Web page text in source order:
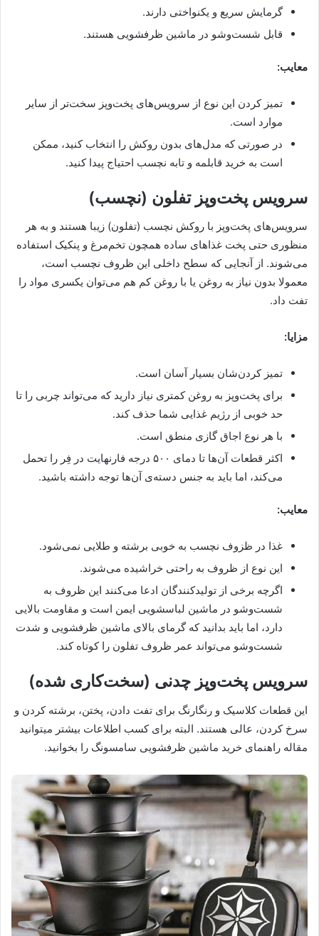
گرمایش سریع و یکنواختی دارند.
قابل شست‌وشو در ماشین ظرفشویی هستند.
معایب:
تمیز کردن این نوع از سرویس‌های پخت‌وپز سخت‌تر از سایر
موارد است.
در صورتی که مدل‌های بدون روکش را انتخاب کنید، ممکن
است به خرید قابلمه و تابه نچسب احتیاج پیدا کنید.
سرویس پخت‌وپز تفلون (نچسب)
سرویس‌های پخت‌وپز با روکش‌ نچسب (تفلون) زیبا هستند و به هر
منظوری حتی پخت غذاهای ساده همچون تخم‌مرغ و پنکیک استفاده
می‌شوند. از آنجایی که سطح داخلی این ظروف نچسب است،
معمولا بدون نیاز به روغن یا با روغن کم هم می‌توان یکسری مواد را
تفت داد.
مزایا:
تمیز کردن‌شان بسیار آسان است.
برای پخت‌وپز به روغن کمتری نیاز دارید که می‌تواند چربی را تا
حد خوبی از رژیم غذایی شما حذف کند.
با هر نوع اجاق گازی منطق است.
اکثر قطعات آن‌ها تا دمای ۵۰۰ درجه فارنهایت در فِر را تحمل
می‌کند، اما باید به جنس دسته‌ی آن‌ها توجه داشته باشید.
معایب:
غذا در ظزوف نچسب به خوبی برشته و طلایی نمی‌شود.
این نوع از ظروف به راحتی خراشیده می‌شوند.
اگرچه برخی از تولیدکنندگان ادعا می‌کنند این ظروف به
شست‌وشو در ماشین لباسشویی ایمن است و مقاومت بالایی
دارد، اما باید بدانید که گرمای بالای ماشین ظرفشویی و شدت
شست‌وشو می‌تواند عمر ظروف تفلون را کوتاه کند.
سرویس پخت‌وپز چدنی (سخت‌کاری شده)
این قطعات کلاسیک و رنگارنگ برای تفت دادن، پختن، برشته کردن و
سرخ کردن، عالی هستند. البته برای کسب اطلاعات بیشتر میتوانید
مقاله راهنمای خرید ماشین ظرفشویی سامسونگ را بخوانید.